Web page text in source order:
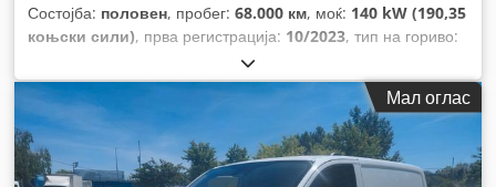
Состојба: половен, пробег: 68.000 км, моќ: 140 kW (190,35
коњски сили), прва регистрација: 10/2023, тип на гориво:
, тип на пренос:
класа:Еуро 6, број на седишта:5, Опрема:ABS, гаранција
за половни возила, електронска програма за
стабилност (ESP), клима уред, навигациски систем,
погон на сите тркала, систем за имобилизатор, филтер
за сажење, централно заклучување,
Мал оглас